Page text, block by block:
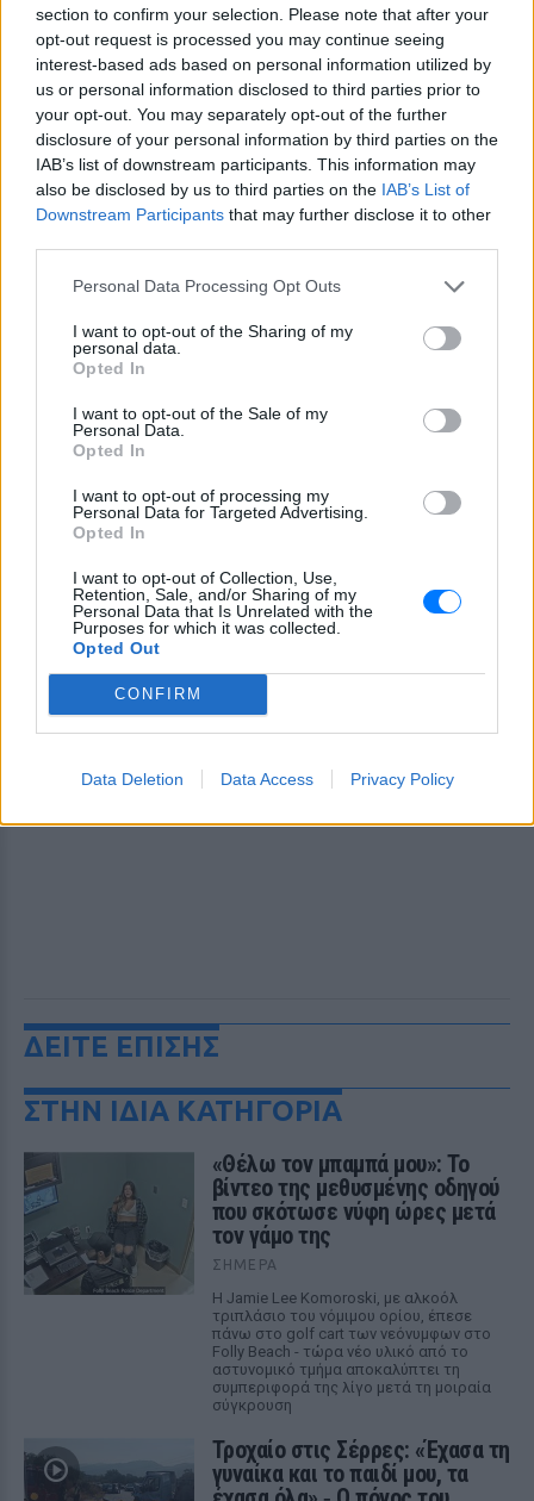
section to confirm your selection. Please note that after your
opt-out request is processed you may continue seeing
interest-based ads based on personal information utilized by
us or personal information disclosed to third parties prior to
your opt-out. You may separately opt-out of the further
disclosure of your personal information by third parties on the
IAB’s list of downstream participants. This information may
also be disclosed by us to third parties on the IAB’s List of
Downstream Participants that may further disclose it to other
Personal Data Processing Opt Outs
I want to opt-out of the Sharing of my
personal data.
Opted In
I want to opt-out of the Sale of my
Personal Data.
Opted In
I want to opt-out of processing my
Personal Data for Targeted Advertising.
Opted In
I want to opt-out of Collection, Use,
Retention, Sale, and/or Sharing of my
Personal Data that Is Unrelated with the
Purposes for which it was collected.
Opted Out
CONFIRM
Data Deletion Data Access Privacy Policy
Ακολουθήστε το E-Radio.gr στοGoogle News
και μάθετε πρώτοιτα πιο hot νέα
Για ακόμη περισσότερανέα, μπείτε στηνροή
ειδήσεωντου E-Daily.gr
Ακολουθήστε το E-Radio.gr και στο Instagram
ΔΕΙΤΕ ΕΠΙΣΗΣ
ΣΤΗΝ ΙΔΙΑ ΚΑΤΗΓΟΡΙΑ
«Θέλω τον μπαμπά μου»: Το
βίντεο της μεθυσμένης οδηγού
που σκότωσε νύφη ώρες μετά
τον γάμο της
ΣΉΜΕΡΑ
Η Jamie Lee Komoroski, με αλκοόλ
τριπλάσιο του νόμιμου ορίου, έπεσε
πάνω στο golf cart των νεόνυμφων στο
Folly Beach - τώρα νέο υλικό από το
αστυνομικό τμήμα αποκαλύπτει τη
συμπεριφορά της λίγο μετά τη μοιραία
σύγκρουση
Τροχαίο στις Σέρρες: «Έχασα τη
γυναίκα και το παιδί μου, τα